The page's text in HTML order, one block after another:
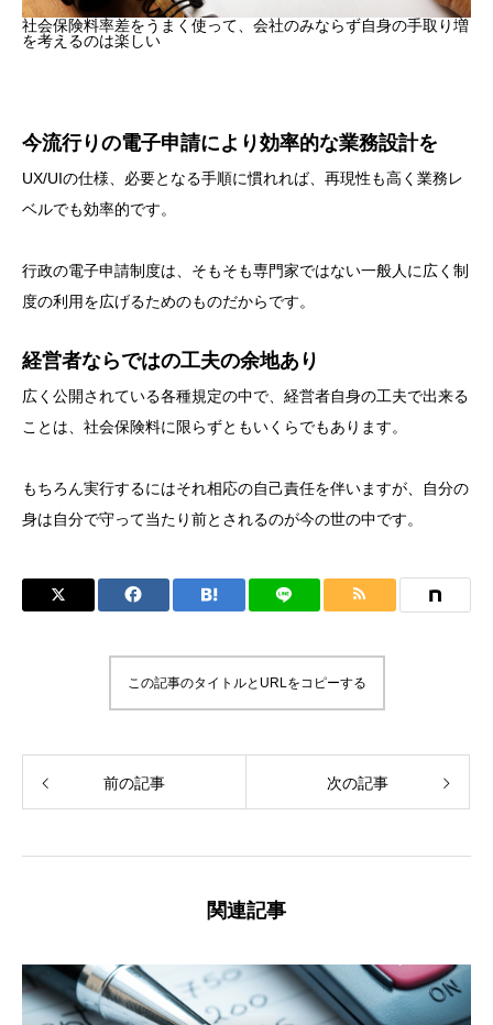
社会保険料率差をうまく使って、会社のみならず自身の手取り増
を考えるのは楽しい
今流行りの電子申請により効率的な業務設計を
UX/UIの仕様、必要となる手順に慣れれば、再現性も高く業務レ
ベルでも効率的です。
行政の電子申請制度は、そもそも専門家ではない一般人に広く制
度の利用を広げるためのものだからです。
経営者ならではの工夫の余地あり
広く公開されている各種規定の中で、経営者自身の工夫で出来る
ことは、社会保険料に限らずともいくらでもあります。
もちろん実行するにはそれ相応の自己責任を伴いますが、自分の
身は自分で守って当たり前とされるのが今の世の中です。
この記事のタイトルとURLをコピーする
前の記事 次の記事
関連記事